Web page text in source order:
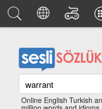
Online English Turkish